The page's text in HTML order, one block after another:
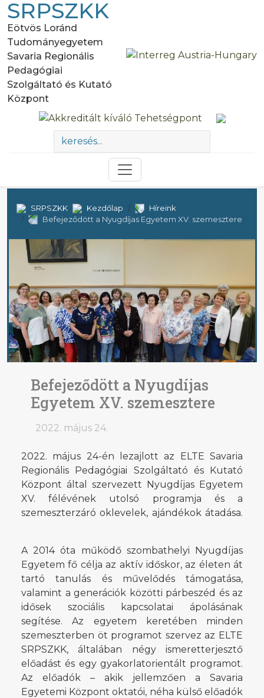
SRPSZKK
Eötvös Loránd
Tudományegyetem
Savaria Regionális
Pedagógiai
Szolgáltató és Kutató
Központ
SRPSZKK Kezdőlap
Híreink
Befejeződött a Nyugdíjas Egyetem XV. szemesztere
Befejeződött a Nyugdíjas
Egyetem XV. szemesztere
2022. május 24.
2022. május 24-én lezajlott az ELTE Savaria
Regionális Pedagógiai Szolgáltató és Kutató
Központ által szervezett Nyugdíjas Egyetem
XV. félévének utolsó programja és a
szemeszterzáró oklevelek, ajándékok átadása.
A 2014 óta működő szombathelyi Nyugdíjas
Egyetem fő célja az aktív időskor, az életen át
tartó tanulás és művelődés támogatása,
valamint a generációk közötti párbeszéd és az
idősek szociális kapcsolatai ápolásának
segítése. Az egyetem keretében minden
szemeszterben öt programot szervez az ELTE
SRPSZKK, általában négy ismeretterjesztő
előadást és egy gyakorlatorientált programot.
Az előadók – akik jellemzően a Savaria
Egyetemi Központ oktatói, néha külső előadók